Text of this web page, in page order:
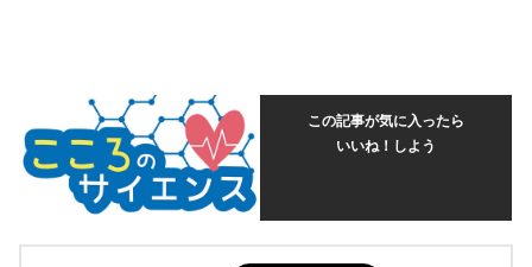
この記事が気に入ったら
いいね！しよう